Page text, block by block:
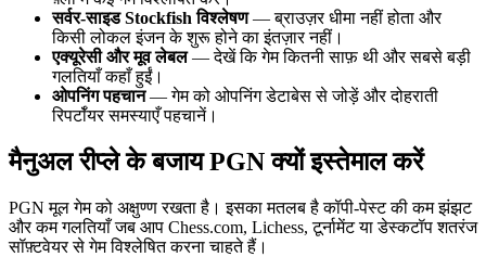
सर्वर-साइड Stockfish विश्लेषण— ब्राउज़र धीमा नहीं होता और
किसी लोकल इंजन के शुरू होने का इंतज़ार नहीं।
एक्यूरेसी और मूव लेबल— देखें कि गेम कितनी साफ़ थी और सबसे बड़ी
गलतियाँ कहाँ हुईं।
ओपनिंग पहचान— गेम को ओपनिंग डेटाबेस से जोड़ें और दोहराती
रिपर्टॉयर समस्याएँ पहचानें।
मैनुअल रीप्ले के बजाय PGN क्यों इस्तेमाल करें
PGN मूल गेम को अक्षुण्ण रखता है। इसका मतलब है कॉपी-पेस्ट की कम झंझट
और कम गलतियाँ जब आप Chess.com, Lichess, टूर्नामेंट या डेस्कटॉप शतरंज
सॉफ़्टवेयर से गेम विश्लेषित करना चाहते हैं।